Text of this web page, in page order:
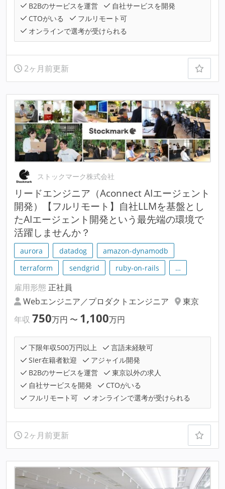
B2Bのサービスを運営
自社サービスを開発
CTOがいる
フルリモート可
オンラインで選考が受けられる
2ヶ月前更新
ストックマーク株式会社
リードエンジニア（Aconnect AIエージェント
開発）【フルリモート】自社LLMを基盤とし
たAIエージェント開発という最先端の環境で
活躍しませんか？
aurora datadog
amazon-dynamodb
terraform
sendgrid ruby-on-rails …
雇用形態 正社員
Webエンジニア／プロダクトエンジニア
東京
年収 750万円 〜 1,100万円
下限年収500万円以上
言語未経験可
SIer在籍者歓迎
アジャイル開発
B2Bのサービスを運営
東京以外の求人
自社サービスを開発
CTOがいる
フルリモート可
オンラインで選考が受けられる
2ヶ月前更新